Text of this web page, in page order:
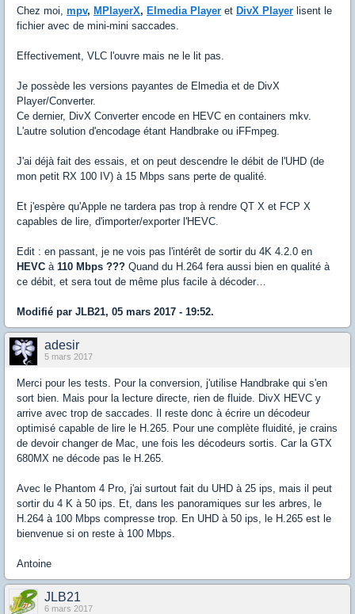
Chez moi, mpv, MPlayerX, Elmedia Player et DivX Player lisent le
fichier avec de mini-mini saccades.
Effectivement, VLC l'ouvre mais ne le lit pas.
Je possède les versions payantes de Elmedia et de DivX
Player/Converter.
Ce dernier, DivX Converter encode en HEVC en containers mkv.
L'autre solution d'encodage étant Handbrake ou iFFmpeg.
J'ai déjà fait des essais, et on peut descendre le débit de l'UHD (de
mon petit RX 100 IV) à 15 Mbps sans perte de qualité.
Et j'espère qu'Apple ne tardera pas trop à rendre QT X et FCP X
capables de lire, d'importer/exporter l'HEVC.
Edit : en passant, je ne vois pas l'intérêt de sortir du 4K 4.2.0 en
HEVC à 110 Mbps ??? Quand du H.264 fera aussi bien en qualité à
ce débit, et sera tout de même plus facile à décoder…
Modifié par JLB21, 05 mars 2017 - 19:52.
adesir
5 mars 2017
Merci pour les tests. Pour la conversion, j'utilise Handbrake qui s'en
sort bien. Mais pour la lecture directe, rien de fluide. DivX HEVC y
arrive avec trop de saccades. Il reste donc à écrire un décodeur
optimisé capable de lire le H.265. Pour une complète fluidité, je crains
de devoir changer de Mac, une fois les décodeurs sortis. Car la GTX
680MX ne décode pas le H.265.
Avec le Phantom 4 Pro, j'ai surtout fait du UHD à 25 ips, mais il peut
sortir du 4 K à 50 ips. Et, dans les panoramiques sur les arbres, le
H.264 à 100 Mbps compresse trop. En UHD à 50 ips, le H.265 est le
bienvenue si on reste à 100 Mbps.
Antoine
JLB21
6 mars 2017